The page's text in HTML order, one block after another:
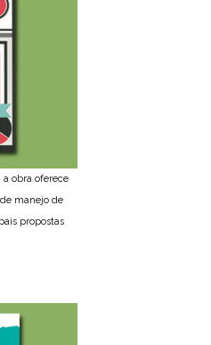
a obra oferece
manejo de
propostas